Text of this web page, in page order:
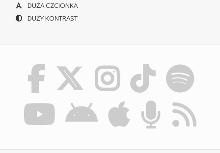
DUŻA CZCIONKA
DUŻY KONTRAST